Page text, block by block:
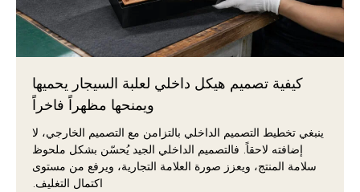
كيفية تصميم هيكل داخلي لعلبة السيجار يحميها
ويمنحها مظهراً فاخراً
ينبغي تخطيط التصميم الداخلي بالتزامن مع التصميم الخارجي، لا
إضافته لاحقاً. فالتصميم الداخلي الجيد يُحسّن بشكل ملحوظ
سلامة المنتج، ويعزز صورة العلامة التجارية، ويرفع من مستوى
اكتمال التغليف.